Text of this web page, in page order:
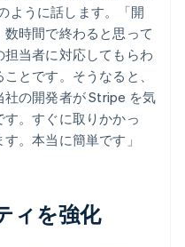
ように話します。「開
時間で終わると思って
当者に対応してもらわ
とです。そうなると、
の開発者が Stripe を気
。すぐに取りかかっ
。本当に簡単です」
ィを強化